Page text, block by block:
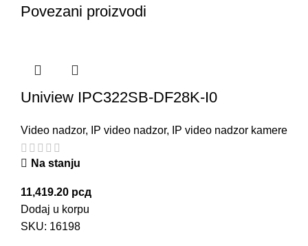
Povezani proizvodi
Uniview IPC322SB-DF28K-I0
Video nadzor, IP video nadzor, IP video nadzor kamere
Na stanju
11,419.20 рсд
Dodaj u korpu
SKU: 16198